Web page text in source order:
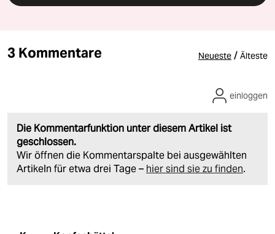
3 Kommentare Neueste / Älteste
Die Kommentarfunktion unter diesem Artikel ist
geschlossen.
Wir öffnen die Kommentarspalte bei ausgewählten
Artikeln für etwa drei Tage – hier sind sie zu finden.
einloggen